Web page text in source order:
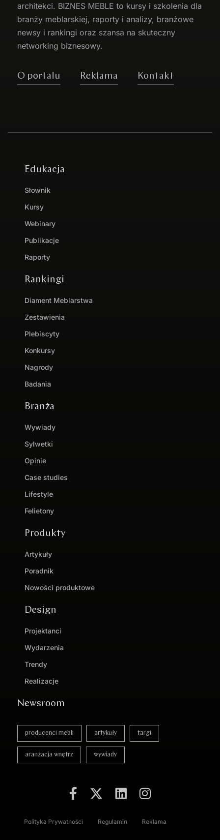
architekci. BIZNES MEBLE to kursy i szkolenia dla
branży meblarskiej, raporty i analizy, branżowe
newsy i rankingi oraz szansa na skuteczny
networking biznesowy.
O portalu Reklama Kontakt
Edukacja
Słownik
Kursy
Webinary
Publikacje
Raporty
Rankingi
Diament Meblarstwa
Zestawienia
Plebiscyty
Konkursy
Nagrody
Badania
Branża
Wywiady
Sylwetki
Opinie
Case studies
Lifestyle
Felietony
Produkty
Artykuły
Poradnik
Nowości produktowe
Design
Projektanci
Wydarzenia
Trendy
Realizacje
Newsroom
producenci mebli artykuły targi
aranżacja wnętrz wywiady
Polityka Prywatności Regulamin Reklama